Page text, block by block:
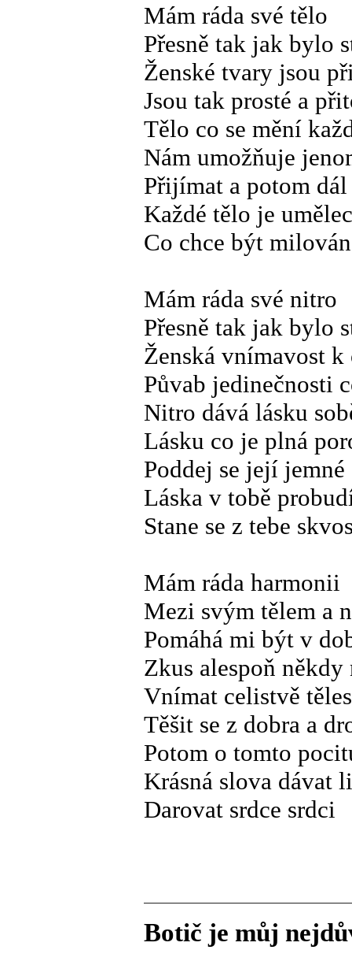
Mám ráda své tělo
Přesně tak jak bylo
Ženské tvary jsou
Jsou tak prosté a
Tělo co se mění
Nám umožňuje
Přijímat a potom
Každé tělo je
Co chce být
Mám ráda své nitro
Přesně tak jak bylo
Ženská vnímavost
Půvab jedinečnosti
Nitro dává lásku
Lásku co je plná
Poddej se její jemné
Láska v tobě
Stane se z tebe
Mám ráda harmonii
Mezi svým tělem a
Pomáhá mi být v
Zkus alespoň
Vnímat celistvě
Těšit se z dobra a
Potom o tomto
Krásná slova dávat
Darovat srdce srdci
Botič je můj